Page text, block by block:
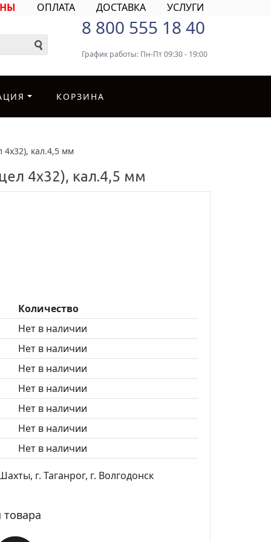
ОПЛАТА ДОСТАВКА УСЛУГИ
8 800 555 18 40
График работы: Пн-Пт 09:30 - 19:00
КОРЗИНА
4х32), кал.4,5 мм
4х32), кал.4,5 мм
Количество
Нет в наличии
Нет в наличии
Нет в наличии
Нет в наличии
Нет в наличии
Нет в наличии
Нет в наличии
г. Таганрог, г. Волгодонск